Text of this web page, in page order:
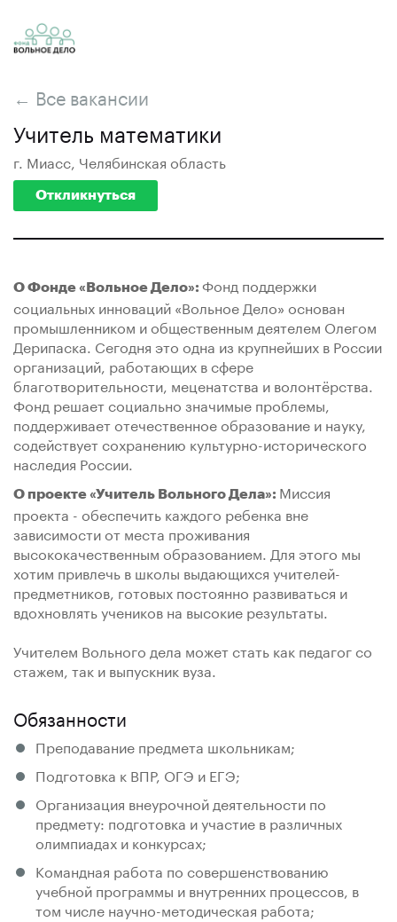
← Все вакансии
Учитель математики
г. Миасс, Челябинская область
Откликнуться
О Фонде «Вольное Дело»: Фонд поддержки
социальных инноваций «Вольное Дело» основан
промышленником и общественным деятелем Олегом
Дерипаска. Сегодня это одна из крупнейших в России
организаций, работающих в сфере
благотворительности, меценатства и волонтёрства.
Фонд решает социально значимые проблемы,
поддерживает отечественное образование и науку,
содействует сохранению культурно-исторического
наследия России.
О проекте «Учитель Вольного Дела»: Миссия
проекта - обеспечить каждого ребенка вне
зависимости от места проживания
высококачественным образованием. Для этого мы
хотим привлечь в школы выдающихся учителей-
предметников, готовых постоянно развиваться и
вдохновлять учеников на высокие результаты.
Учителем Вольного дела может стать как педагог со
стажем, так и выпускник вуза.
Обязанности
Преподавание предмета школьникам;
Подготовка к ВПР, ОГЭ и ЕГЭ;
Организация внеурочной деятельности по
предмету: подготовка и участие в различных
олимпиадах и конкурсах;
Командная работа по совершенствованию
учебной программы и внутренних процессов, в
том числе научно-методическая работа;